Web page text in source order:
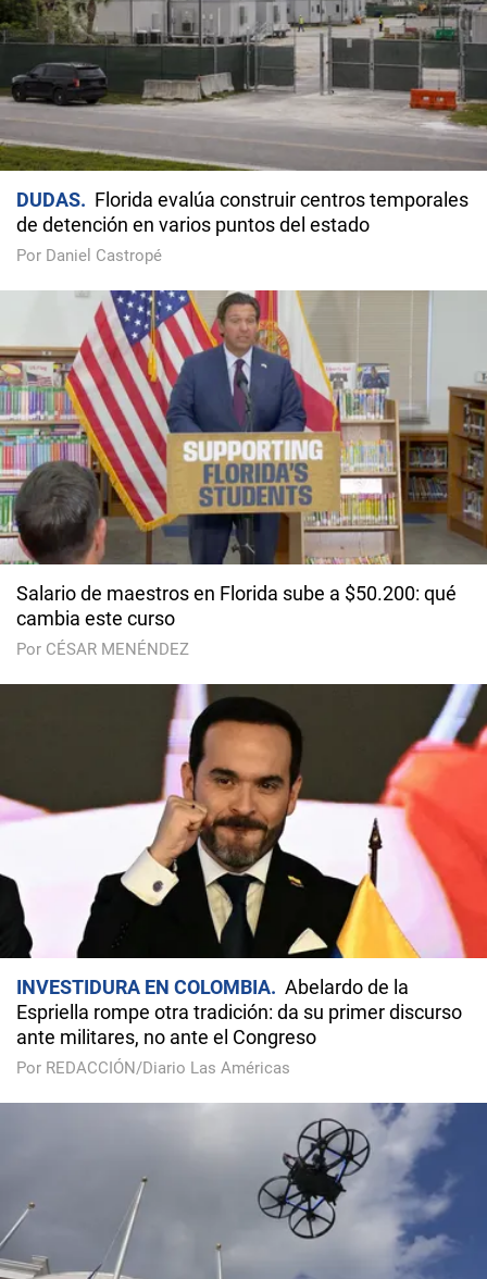
DUDAS
Florida evalúa construir centros temporales
de detención en varios puntos del estado
Por Daniel Castropé
Salario de maestros en Florida sube a $50.200: qué
cambia este curso
Por CÉSAR MENÉNDEZ
INVESTIDURA EN COLOMBIA
Abelardo de la
Espriella rompe otra tradición: da su primer discurso
ante militares, no ante el Congreso
Por REDACCIÓN/Diario Las Américas